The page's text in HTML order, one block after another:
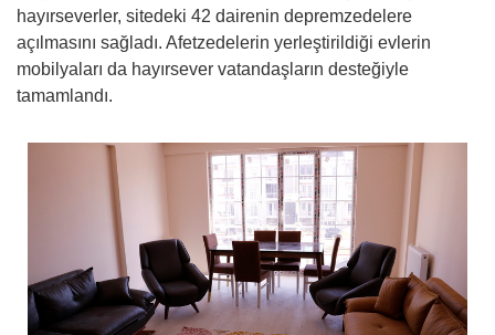
hayırseverler, sitedeki 42 dairenin depremzedelere
açılmasını sağladı. Afetzedelerin yerleştirildiği evlerin
mobilyaları da hayırsever vatandaşların desteğiyle
tamamlandı.